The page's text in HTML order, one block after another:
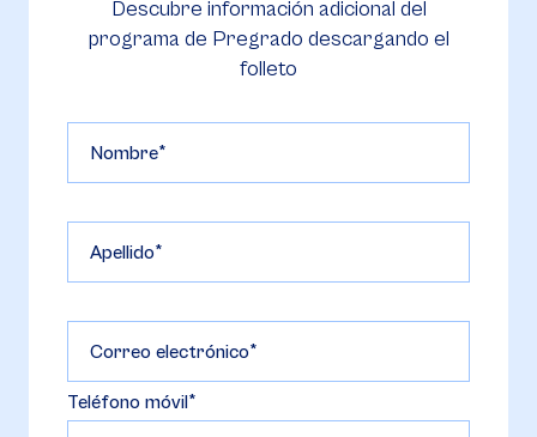
Descubre información adicional del
programa de Pregrado descargando el
folleto
Nombre
Apellido
Correo electrónico
Teléfono móvil